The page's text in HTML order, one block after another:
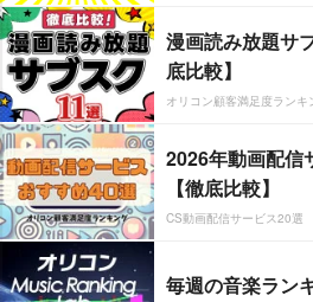
漫画読み放題サ
底比較】
オリコン顧客満足度ランキ
2026年動画配信
【徹底比較】
CS動画配信サービス20選
毎週の音楽ラン